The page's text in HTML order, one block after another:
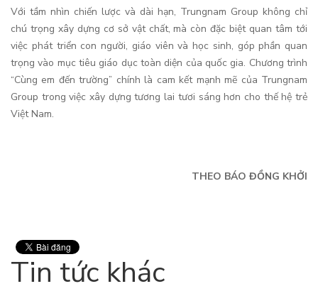
Với tầm nhìn chiến lược và dài hạn, Trungnam Group không chỉ
chú trọng xây dựng cơ sở vật chất, mà còn đặc biệt quan tâm tới
việc phát triển con người, giáo viên và học sinh, góp phần quan
trọng vào mục tiêu giáo dục toàn diện của quốc gia. Chương trình
“Cùng em đến trường” chính là cam kết mạnh mẽ của Trungnam
Group trong việc xây dựng tương lai tươi sáng hơn cho thế hệ trẻ
Việt Nam.
THEO BÁO ĐỒNG KHỞI
Tin tức khác